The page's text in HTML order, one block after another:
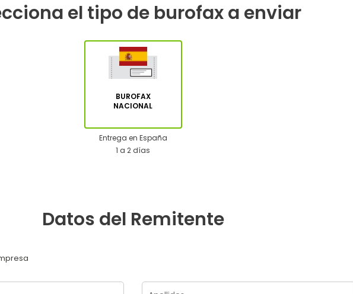
el tipo de burofax a enviar
BUROFAX
NACIONAL
Entrega en España
1 a 2 días
Datos del Remitente